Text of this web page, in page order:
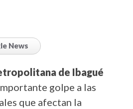
News
de Ibagué
golpe a las
que afectan la